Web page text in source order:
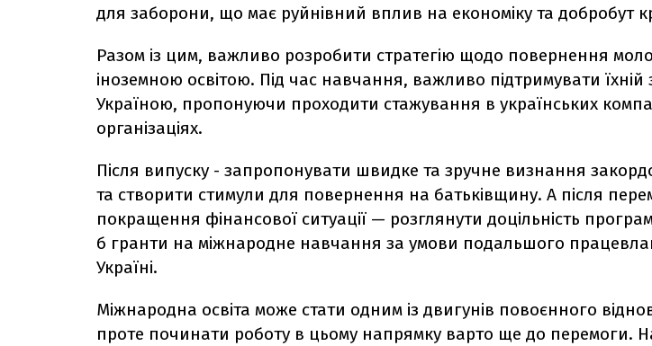
для заборони, що має руйнівний вплив на економіку та добробут
Разом із цим, важливо розробити стратегію щодо повернення
іноземною освітою. Під час навчання, важливо підтримувати їхній
Україною, пропонуючи проходити стажування в українських
організаціях.
Після випуску - запропонувати швидке та зручне визнання
та створити стимули для повернення на батьківщину. А після
покращення фінансової ситуації — розглянути доцільність
б гранти на міжнародне навчання за умови подальшого
Україні.
Міжнародна освіта може стати одним із двигунів повоєнного
проте починати роботу в цьому напрямку варто ще до перемоги.